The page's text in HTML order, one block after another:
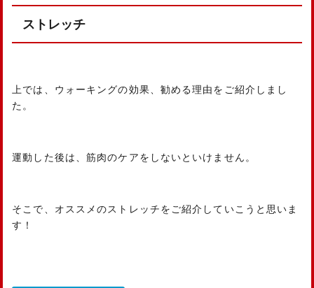
ストレッチ
上では、ウォーキングの効果、勧める理由をご紹介しまし
た。
運動した後は、筋肉のケアをしないといけません。
そこで、オススメのストレッチをご紹介していこうと思いま
す！